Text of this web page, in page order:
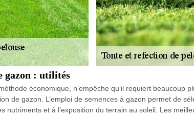
gazon : utilités
économique, n’empêche qu’il requiert beaucoup
de gazon. L’emploi de semences à gazon permet de
nutriments et à l’exposition du terrain au soleil. Les